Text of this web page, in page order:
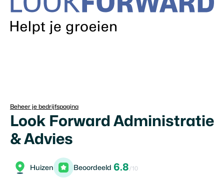
Beheer je bedrijfspagina
Look Forward Administratie
& Advies
Huizen Beoordeeld 6.8/10